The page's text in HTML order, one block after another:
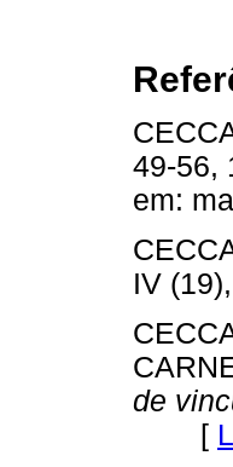
49-56,
em:
IV
de
[